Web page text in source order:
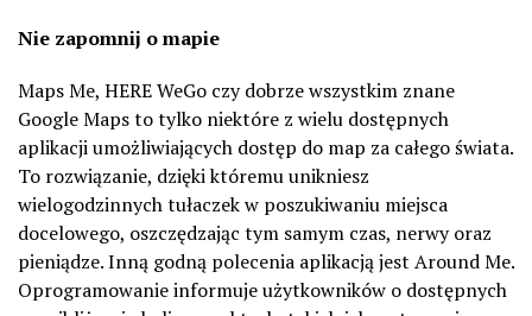
Nie zapomnij o mapie
MapsMe, HEREWeGo czy dobrze wszystkim znane
GoogleMapsto tylko niektóre z wielu dostępnych
aplikacji umożliwiających dostęp do map za całego świata.
To rozwiązanie, dzięki któremu unikniesz
wielogodzinnych tułaczek w poszukiwaniu miejsca
docelowego, oszczędzając tym samym czas, nerwy oraz
pieniądze. Inną godną polecenia aplikacją jest AroundMe.
Oprogramowanie informuje użytkowników o dostępnych